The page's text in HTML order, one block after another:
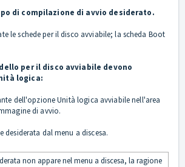
di compilazione di avvio desiderato.
le schede per il disco avviabile; la scheda Boot
per il disco avviabile devono
logica:
dell'opzione Unità logica avviabile nell'area
di avvio.
desiderata dal menu a discesa.
non appare nel menu a discesa, la ragione